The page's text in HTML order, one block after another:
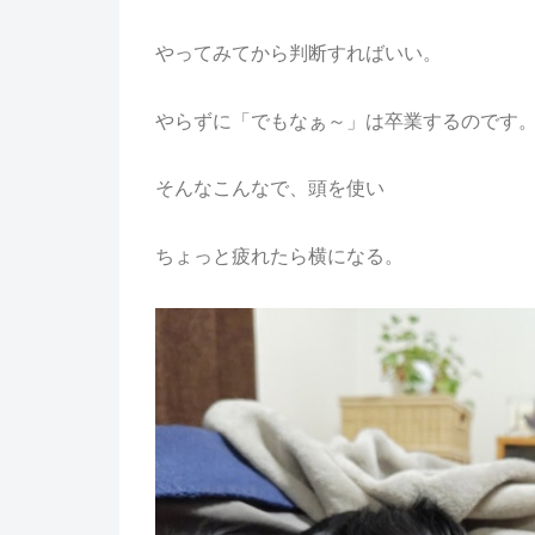
やってみてから判断すればいい。
やらずに「でもなぁ～」は卒業するのです
そんなこんなで、頭を使い
ちょっと疲れたら横になる。